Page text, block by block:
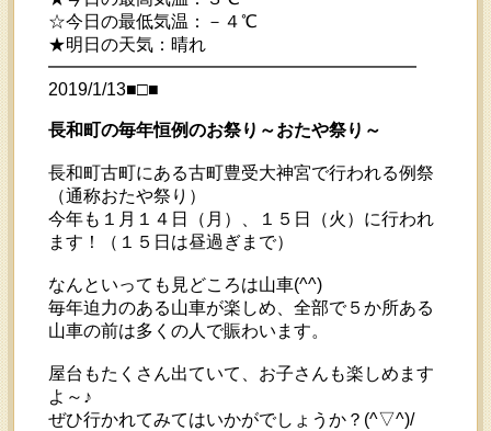
☆今日の最低気温：－４℃
★明日の天気：晴れ
━━━━━━━━━━━━━━━━━━━━━
2019/1/13■□■
長和町の毎年恒例のお祭り～おたや祭り～
長和町古町にある古町豊受大神宮で行われる例祭
（通称おたや祭り）
今年も１月１４日（月）、１５日（火）に行われ
ます！（１５日は昼過ぎまで）
なんといっても見どころは山車(^^)
毎年迫力のある山車が楽しめ、全部で５か所ある
山車の前は多くの人で賑わいます。
屋台もたくさん出ていて、お子さんも楽しめます
よ～♪
ぜひ行かれてみてはいかがでしょうか？(^▽^)/